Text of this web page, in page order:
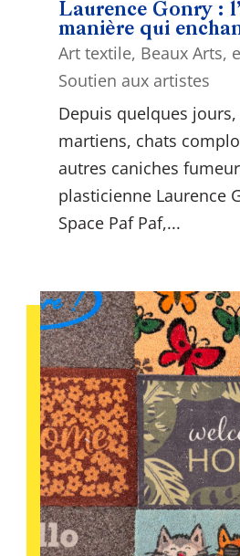
Laurence Gonry :
manière qui
Art textile, Beaux Arts,
Soutien aux artistes
Depuis quelques
martiens, chats
autres caniches
plasticienne Laurence
Space Paf Paf,...